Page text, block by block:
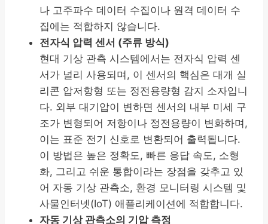
나 고주파수 데이터 수집이나 원격 데이터 수
집에는 적합하지 않습니다.
전자식 압력 센서 (주류 방식)
현대 기상 관측 시스템에서는 전자식 압력 센
서가 널리 사용되며, 이 센서의 핵심은 대개 실
리콘 압저항형 또는 정전용량형 감지 소자입니
다. 외부 대기압이 변하면 센서의 내부 미세 구
조가 변형되어 저항이나 정전용량이 변화하며,
이는 표준 전기 신호로 변환되어 출력됩니다.
이 방법은 높은 정확도, 빠른 응답 속도, 소형
화, 그리고 쉬운 통합이라는 장점을 갖추고 있
어 자동 기상 관측소, 환경 모니터링 시스템 및
사물인터넷(IoT) 애플리케이션에 적합합니다.
자동 기상 관측소의 기압 측정